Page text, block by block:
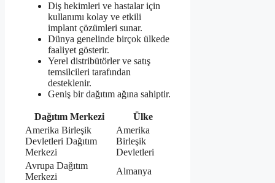
Diş hekimleri ve hastalar için
kullanımı kolay ve etkili
implant çözümleri sunar.
Dünya genelinde birçok ülkede
faaliyet gösterir.
Yerel distribütörler ve satış
temsilcileri tarafından
desteklenir.
Geniş bir dağıtım ağına sahiptir.
Dağıtım Merkezi
Ülke
Amerika Birleşik
Devletleri Dağıtım
Merkezi
Amerika
Birleşik
Devletleri
Avrupa Dağıtım
Merkezi
Almanya